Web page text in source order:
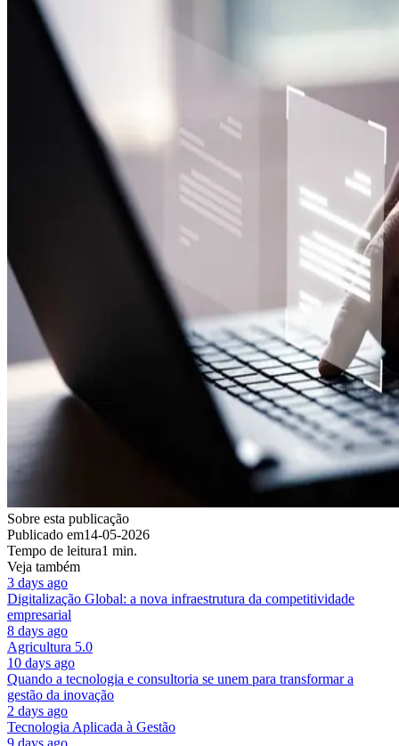
Sobre esta publicação
Publicado em14-05-2026
Tempo de leitura1 min.
Veja também
3 days ago
Digitalização Global: a nova infraestrutura da competitividade
empresarial
8 days ago
Agricultura 5.0
10 days ago
Quando a tecnologia e consultoria se unem para transformar a
gestão da inovação
2 days ago
Tecnologia Aplicada à Gestão
9 days ago